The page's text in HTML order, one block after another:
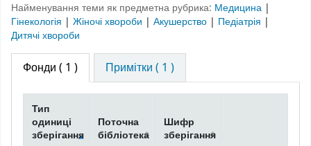
Найменування теми як предметна рубрика: Медицина |
Гінекологія | Жіночі хвороби | Акушерство | Педіатрія |
Дитячі хвороби
Фонди ( 1 ) Примітки ( 1 )
Тип
одиниці
зберігання
Поточна
бібліотека
Шифр
зберігання